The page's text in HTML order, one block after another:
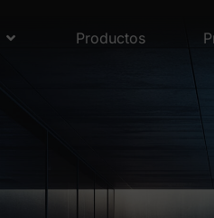
Productos